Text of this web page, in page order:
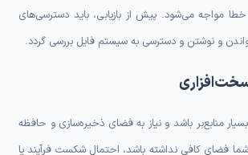
مواجه می‌شود. پیش از بازیابی، باید دسترسی‌های
و نوشتن و دسترسی به سیستم فایل بررسی گردد.
منابع‌بر باشد و نیاز به فضای ذخیره‌سازی و حافظه
فضای کافی نداشته باشد، احتمال شکست فرآیند یا